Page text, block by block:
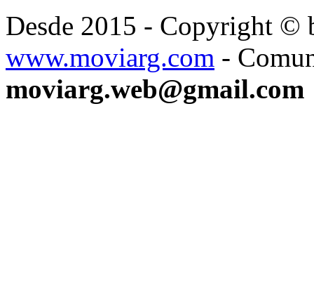
Desde 2015 - Copyright ©
www.moviarg.com -
moviarg.web@gmail.com